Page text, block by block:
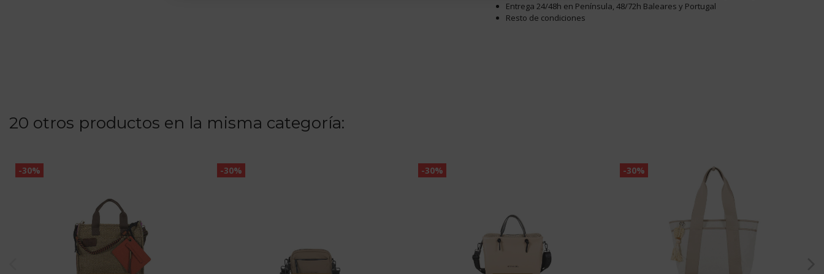
Entrega 24/48h en Península, 48/72h Baleares y Portugal
Resto de condiciones
20 otros productos en la misma categoría:
-30% -30% -30% -30%